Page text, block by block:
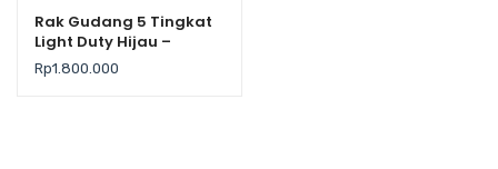
Rak Gudang 5 Tingkat
Light Duty Hijau –
Krisbow
Rp1.800.000